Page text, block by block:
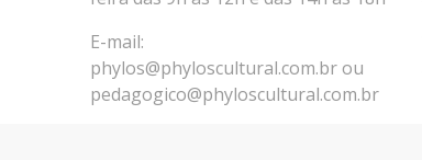
E-mail:
phylos@phyloscultural.com.brou
pedagogico@phyloscultural.com.br